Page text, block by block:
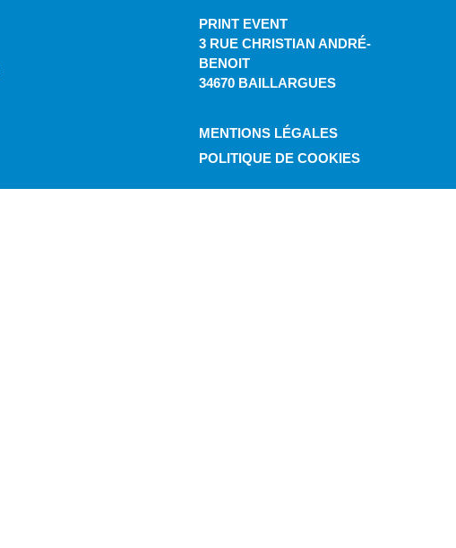
PRINT EVENT
3 RUE CHRISTIAN ANDRÉ-
BENOIT
34670 BAILLARGUES
MENTIONS LÉGALES
POLITIQUE DE COOKIES